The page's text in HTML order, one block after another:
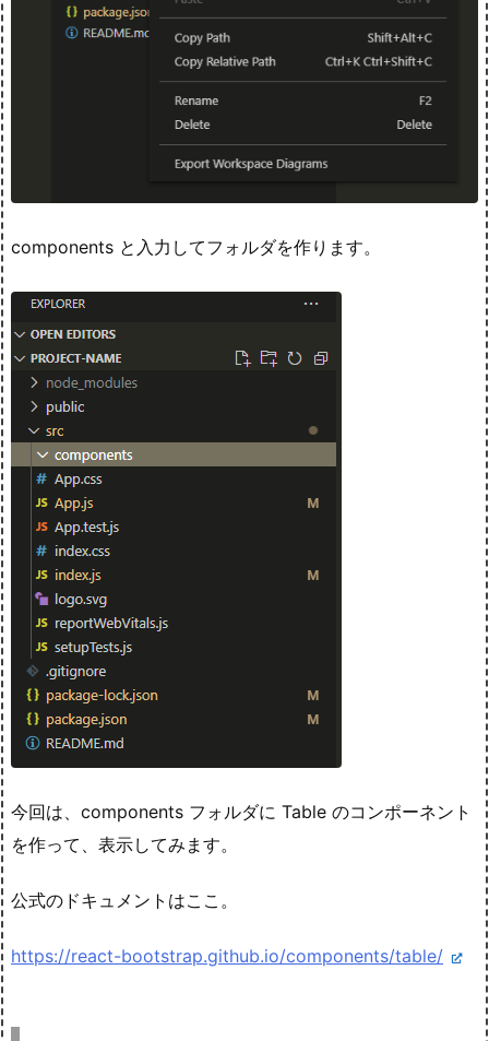
components と入力してフォルダを作ります。
今回は、components フォルダに Table のコンポーネント
を作って、表示してみます。
公式のドキュメントはここ。
https://react-bootstrap.github.io/components/table/